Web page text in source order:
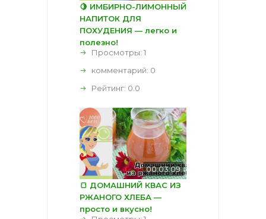
🍋 ИМБИРНО-ЛИМОННЫЙ
НАПИТОК ДЛЯ
ПОХУДЕНИЯ — легко и
полезно!
Просмотры: 1
комментарий: 0
Рейтинг: 0.0
00:03:09
🍞 ДОМАШНИЙ КВАС ИЗ
РЖАНОГО ХЛЕБА —
просто и вкусно!